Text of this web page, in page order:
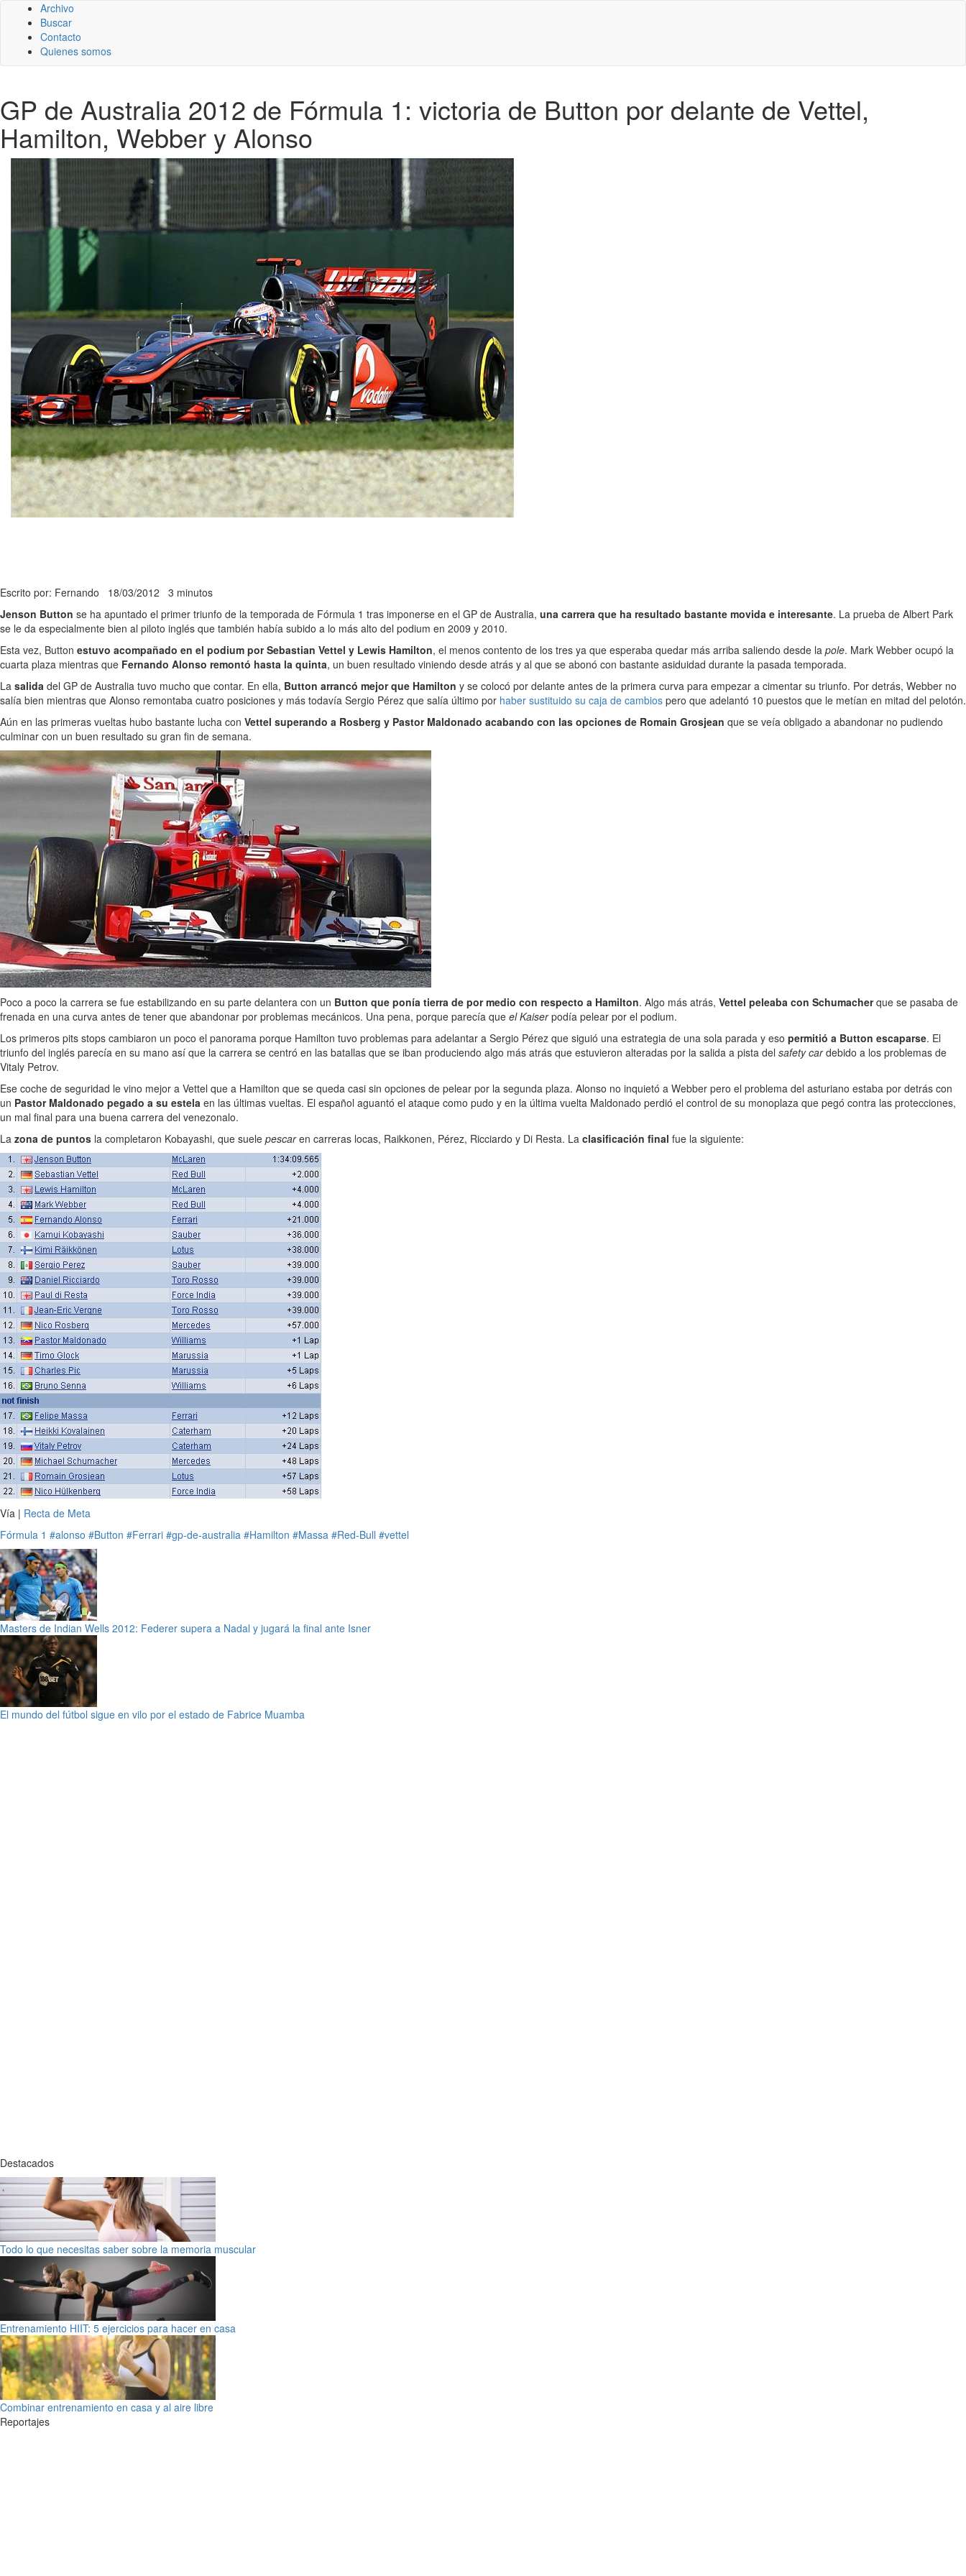
Archivo
Buscar
Contacto
Quienes somos
GP de Australia 2012 de Fórmula 1: victoria de Button por delante de Vettel,
Hamilton, Webber y Alonso
Escrito por: Fernando 18/03/2012 3 minutos
Jenson Button se ha apuntado el primer triunfo de la temporada de Fórmula 1 tras imponerse en el GP de Australia, una carrera que ha resultado bastante movida e interesante. La prueba de Albert Park
se le da especialmente bien al piloto inglés que también había subido a lo más alto del podium en 2009 y 2010.
Esta vez, Button estuvo acompañado en el podium por Sebastian Vettel y Lewis Hamilton, el menos contento de los tres ya que esperaba quedar más arriba saliendo desde la pole. Mark Webber ocupó la
cuarta plaza mientras que Fernando Alonso remontó hasta la quinta, un buen resultado viniendo desde atrás y al que se abonó con bastante asiduidad durante la pasada temporada.
La salida del GP de Australia tuvo mucho que contar. En ella, Button arrancó mejor que Hamilton y se colocó por delante antes de la primera curva para empezar a cimentar su triunfo. Por detrás, Webber no
salía bien mientras que Alonso remontaba cuatro posiciones y más todavía Sergio Pérez que salía último por haber sustituido su caja de cambios pero que adelantó 10 puestos que le metían en mitad del pelotón.
Aún en las primeras vueltas hubo bastante lucha con Vettel superando a Rosberg y Pastor Maldonado acabando con las opciones de Romain Grosjean que se veía obligado a abandonar no pudiendo
culminar con un buen resultado su gran fin de semana.
Poco a poco la carrera se fue estabilizando en su parte delantera con un Button que ponía tierra de por medio con respecto a Hamilton. Algo más atrás, Vettel peleaba con Schumacherque se pasaba de
frenada en una curva antes de tener que abandonar por problemas mecánicos. Una pena, porque parecía que el Kaiserpodía pelear por el podium.
Los primeros pits stops cambiaron un poco el panorama porque Hamilton tuvo problemas para adelantar a Sergio Pérez que siguió una estrategia de una sola parada y eso permitió a Button escaparse. El
triunfo del inglés parecía en su mano así que la carrera se centró en las batallas que se iban produciendo algo más atrás que estuvieron alteradas por la salida a pista del safety cardebido a los problemas de
Vitaly Petrov.
Ese coche de seguridad le vino mejor a Vettel que a Hamilton que se queda casi sin opciones de pelear por la segunda plaza. Alonso no inquietó a Webber pero el problema del asturiano estaba por detrás con
un Pastor Maldonado pegado a su estela en las últimas vueltas. El español aguantó el ataque como pudo y en la última vuelta Maldonado perdió el control de su monoplaza que pegó contra las protecciones,
un mal final para una buena carrera del venezonalo.
La zona de puntos la completaron Kobayashi, que suele pescaren carreras locas, Raikkonen, Pérez, Ricciardo y Di Resta. La clasificación final fue la siguiente:
Vía | Recta de Meta
Fórmula 1 #alonso #Button #Ferrari #gp-de-australia #Hamilton #Massa #Red-Bull #vettel
Masters de Indian Wells 2012: Federer supera a Nadal y jugará la final ante Isner
El mundo del fútbol sigue en vilo por el estado de Fabrice Muamba
Destacados
Todo lo que necesitas saber sobre la memoria muscular
Entrenamiento HIIT: 5 ejercicios para hacer en casa
Combinar entrenamiento en casa y al aire libre
Reportajes